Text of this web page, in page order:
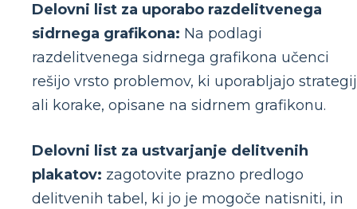
Delovni list za uporabo razdelitvenega
sidrnega grafikona: Na podlagi
razdelitvenega sidrnega grafikona učenci
rešijo vrsto problemov, ki uporabljajo
ali korake, opisane na sidrnem grafikonu.
Delovni list za ustvarjanje delitvenih
plakatov: zagotovite prazno predlogo
delitvenih tabel, ki jo je mogoče natisniti, in